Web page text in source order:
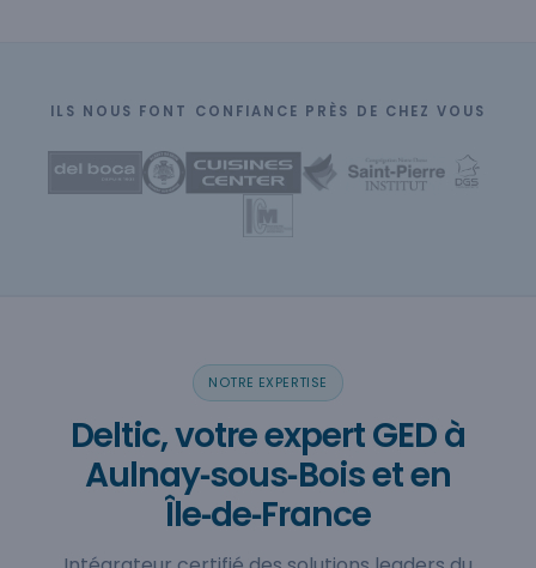
ILS NOUS FONT CONFIANCE PRÈS DE CHEZ VOUS
NOTRE EXPERTISE
Deltic, votre expert GED à
Aulnay‑sous‑Bois et en
Île‑de‑France